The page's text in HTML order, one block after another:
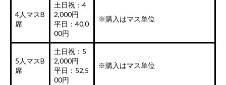
4人マスB
席
土日祝：4
2,000円
平日：40,0
00円
※購入はマス単位
5人マスB
席
土日祝：5
2,000円
平日：52,5
00円
※購入はマス単位